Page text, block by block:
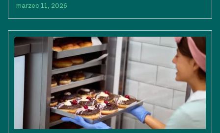
marzec 11, 2026